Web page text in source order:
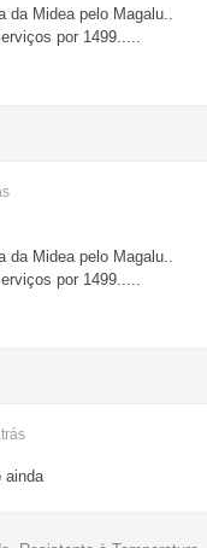
da Midea pelo Magalu..
por 1499.....
da Midea pelo Magalu..
por 1499.....
ainda